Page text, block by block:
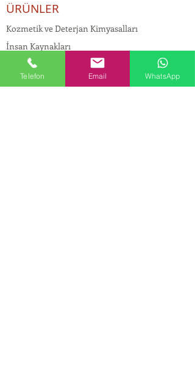
ÜRÜNLER
Kozmetik ve Deterjan Kimyasalları
İnsan Kaynakları
Kişisel Verilerin Korunması
Kalite Politikamız
Telefon Email WhatsApp